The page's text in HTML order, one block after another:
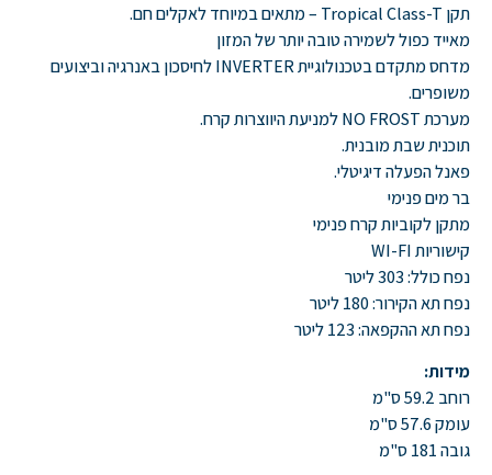
תקן Tropical Class-T – מתאים במיוחד לאקלים חם.
מאייד כפול לשמירה טובה יותר של המזון
מדחס מתקדם בטכנולוגיית INVERTER לחיסכון באנרגיה וביצועים
משופרים.
מערכת NO FROST למניעת היווצרות קרח.
תוכנית שבת מובנית.
פאנל הפעלה דיגיטלי.
בר מים פנימי
מתקן לקוביות קרח פנימי
קישוריות WI-FI
נפח כולל: 303 ליטר
נפח תא הקירור: 180 ליטר
נפח תא ההקפאה: 123 ליטר
מידות:
רוחב 59.2 ס"מ
עומק 57.6 ס"מ
גובה 181 ס"מ